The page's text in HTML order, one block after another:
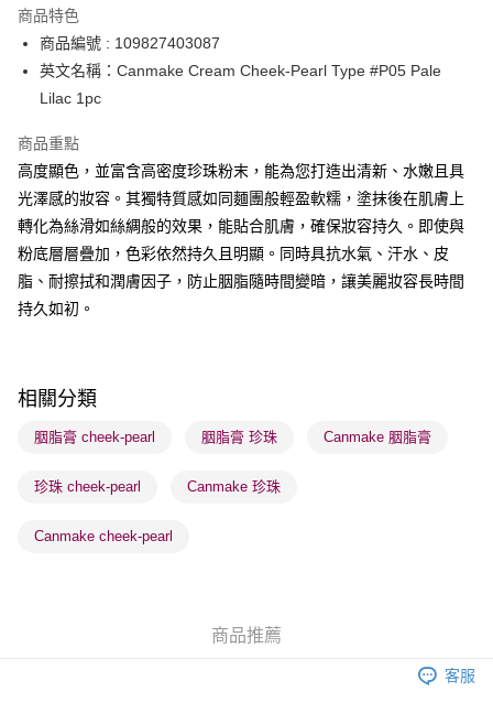
PayMe
WeChat Pay
送貨方式
順豐自助櫃 - 確認發貨後1-3個工作天送達
每筆HK$65.00，滿HK$300.00或以上免運費
順豐站及營業點 - 確認發貨後1-3個工作天送達
每筆HK$65.00，滿HK$300.00或以上免運費
每筆HK$65.00，滿HK$300.00或以上免運費
(香港門市) 只顯示可選門市。確認發貨後2-5個工作天到店，3天內
取。逾期會取消訂單，並不會安排重寄
(澳門門市) 只顯示可選門市。確認發貨後2-5個工作天到店，3天內
澳門地區配送 - 確認發貨後1-4個工作天送達
商品特色
商品編號 : 109827403087
英文名稱：Canmake Cream Cheek-Pearl Type #P05 Pale
Lilac 1pc
商品重點
高度顯色，並富含高密度珍珠粉末，能為您打造出清新、水嫩且具
光澤感的妝容。其獨特質感如同麵團般輕盈軟糯，塗抹後在肌膚上
轉化為絲滑如絲綢般的效果，能貼合肌膚，確保妝容持久。即使與
粉底層層疊加，色彩依然持久且明顯。同時具抗水氣、汗水、皮
脂、耐擦拭和潤膚因子，防止胭脂隨時間變暗，讓美麗妝容長時間
持久如初。
相關分類
胭脂膏 cheek-pearl 胭脂膏 珍珠 Canmake 胭脂膏
珍珠 cheek-pearl Canmake 珍珠
Canmake cheek-pearl
商品推薦
客服